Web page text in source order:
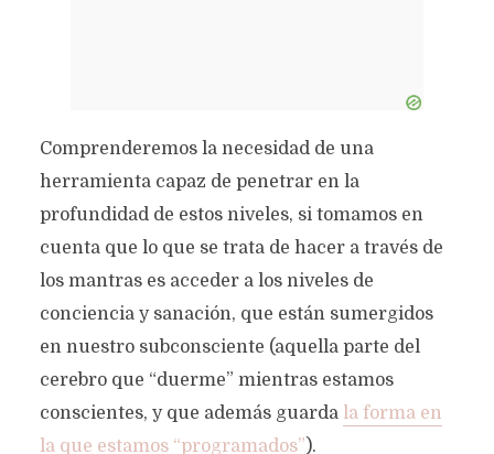
Comprenderemos la necesidad de una
herramienta capaz de penetrar en la
profundidad de estos niveles, si tomamos en
cuenta que lo que se trata de hacer a través de
los mantras es acceder a los niveles de
conciencia y sanación, que están sumergidos
en nuestro subconsciente (aquella parte del
cerebro que “duerme” mientras estamos
conscientes, y que además guarda la forma en
la que estamos “programados”).